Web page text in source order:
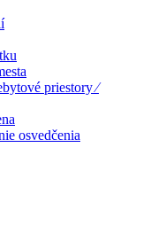
priestory ⁄
osvedčenia